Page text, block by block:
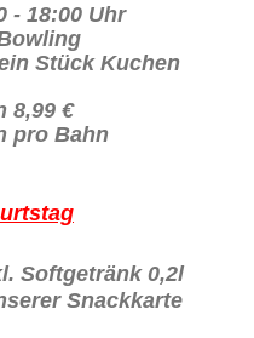
- 18:00 Uhr
Stück Kuchen
8,99 €
pro Bahn
Softgetränk 0,2l
Snackkarte